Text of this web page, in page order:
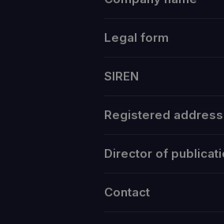
Legal form
SIREN
Registered address
Director of
Contact